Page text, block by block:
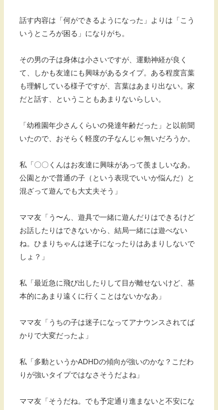
話す内容は「何ができるようになった」よりは「こう
いうところが困る」になりがち。
その男の子は身体は小さいですが、運動神経が良く
て、しかも友達にも興味があるタイプ。ある程度言葉
も理解している様子ですが、言葉はあまり出ない。家
だと話す、ということもあまりないらしい。
「幼稚園年少さんくらいの発達年齢だった」と以前聞
いたので、おそらく軽度の子なんじゃ無いだろうか。
私「〇〇くんはお友達に興味があって羨ましいなあ。
公園とかで普通の子（という表現でいいか悩んだ）と
混ざって遊んでも大丈夫そう」
ママ友「う〜ん、遊具で一緒に遊んだりはできるけど
お話したりはできないから、結局一緒には遊べない
ね。ひまりちゃんは迷子になったりはあまりしないで
しょ？」
私「最近急に飛び出したりして目が離せないけど、基
本的にあまり遠くに行くことはないかなあ」
ママ友「うちの子は迷子になってアナウンスされてば
かりで大変だったよ」
私「多動というかADHDの傾向が強いのかな？こだわ
りが強いタイプではなさそうだよね」
ママ友「そうだね。でも予定通り進まないと不安にな